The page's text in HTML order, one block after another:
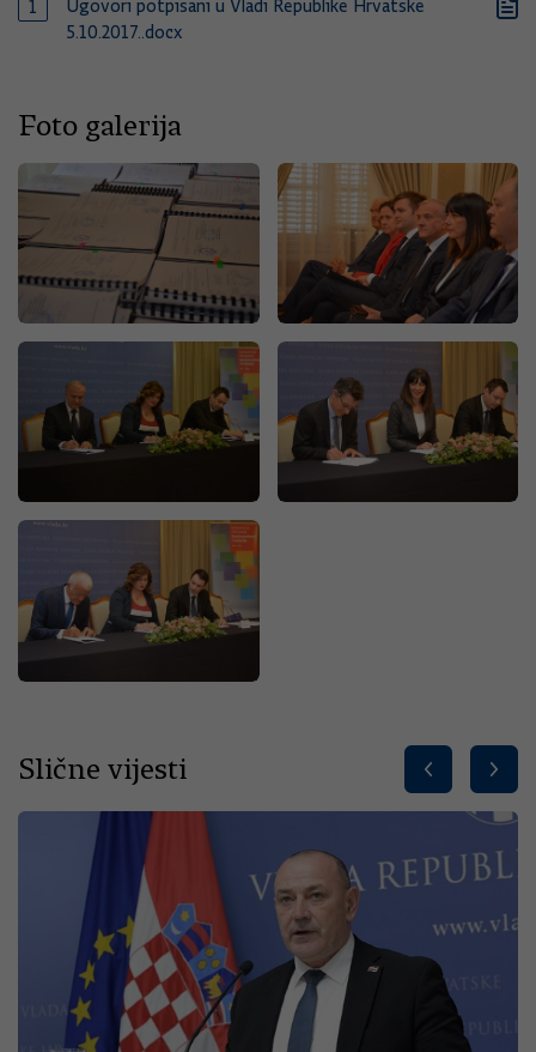
Ugovori potpisani u Vladi Republike Hrvatske
5.10.2017..docx
Foto galerija
Slične vijesti